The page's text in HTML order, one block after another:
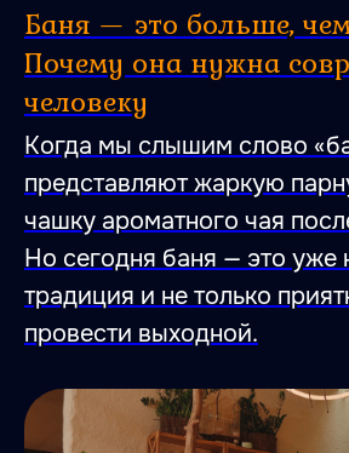
Баня — это больше,
Почему она нужна
человеку
Когда мы слышим слово
представляют жаркую
чашку ароматного чая
Но сегодня баня — это уже
традиция и не только
провести выходной.